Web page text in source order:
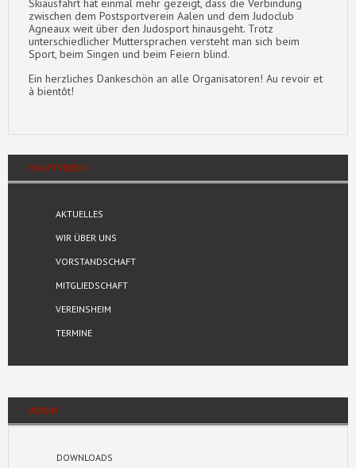
Skiausfahrt hat einmal mehr gezeigt, dass die Verbindung
zwischen dem Postsportverein Aalen und dem Judoclub
Agneaux weit über den Judosport hinausgeht. Trotz
unterschiedlicher Muttersprachen versteht man sich beim
Sport, beim Singen und beim Feiern blind.
Ein herzliches Dankeschön an alle Organisatoren! Au revoir et
à bientôt!
HAUPTVEREIN
AKTUELLES
WIR ÜBER UNS
VORSTANDSCHAFT
MITGLIEDSCHAFT
VEREINSHEIM
TERMINE
VEREIN
DOWNLOADS